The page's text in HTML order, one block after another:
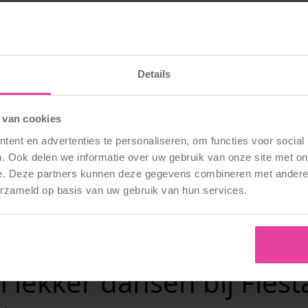
Details
cookies
en advertenties te personaliseren, om functies voor social
Ook delen we informatie over uw gebruik van onze site met
Deze partners kunnen deze gegevens combineren met
op basis van uw gebruik van hun services.
Balletschool DéDé
Blaarthemseweg 6
5502 JV Veldhoven
lekker dansen bij